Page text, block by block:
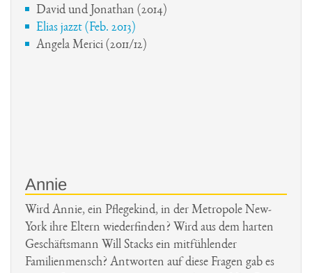
David und Jonathan (2014)
Elias jazzt (Feb. 2013)
Angela Merici (2011/12)
Annie
Wird Annie, ein Pflegekind, in der Metropole New-
York ihre Eltern wiederfinden? Wird aus dem harten
Geschäftsmann Will Stacks ein mitfühlender
Familienmensch? Antworten auf diese Fragen gab es